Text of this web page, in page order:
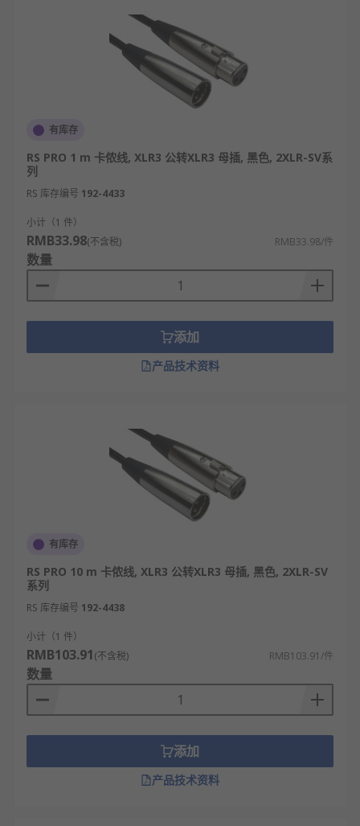
有库存
RS PRO 1 m 卡侬线, XLR3 公转XLR3 母插, 黑色, 2XLR-SV系
列
RS 库存编号 192-4433
小计（1 件）
RMB33.98(不含税) RMB33.98/件
数量
添加
产品技术资料
有库存
RS PRO 10 m 卡侬线, XLR3 公转XLR3 母插, 黑色, 2XLR-SV
系列
RS 库存编号 192-4438
小计（1 件）
RMB103.91(不含税) RMB103.91/件
数量
添加
产品技术资料